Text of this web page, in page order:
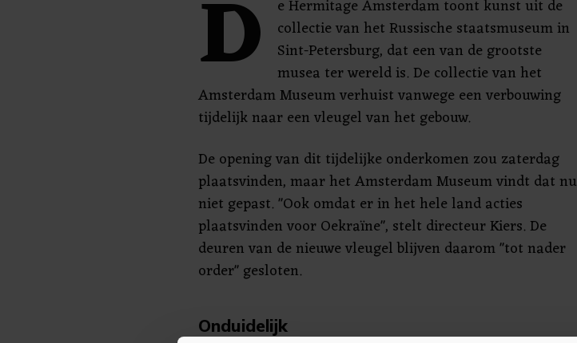
D
e Hermitage Amsterdam toont kunst uit de
collectie van het Russische staatsmuseum in
Sint-Petersburg, dat een van de grootste
musea ter wereld is. De collectie van het
Amsterdam Museum verhuist vanwege een verbouwing
tijdelijk naar een vleugel van het gebouw.
De opening van dit tijdelijke onderkomen zou zaterdag
plaatsvinden, maar het Amsterdam Museum vindt dat nu
niet gepast. "Ook omdat er in het hele land acties
plaatsvinden voor Oekraïne", stelt directeur Kiers. De
deuren van de nieuwe vleugel blijven daarom "tot nader
order" gesloten.
Onduidelijk